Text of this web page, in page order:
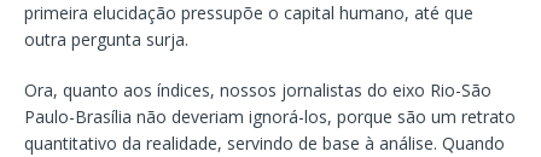
primeira elucidação pressupõe o capital humano, até que
outra pergunta surja.
Ora, quanto aos índices, nossos jornalistas do eixo Rio-São
Paulo-Brasília não deveriam ignorá-los, porque são um retrato
quantitativo da realidade, servindo de base à análise. Quando